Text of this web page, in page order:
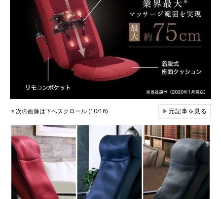
▼次の画像は下へスクロール (10/16) ▶元記事を見る